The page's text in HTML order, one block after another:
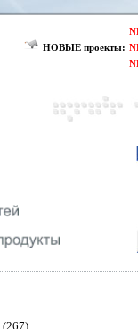
НОВЫЕ проекты:
(267)